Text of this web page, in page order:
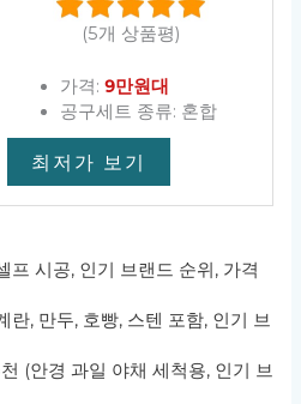
(5개 상품평)
가격: 9만원대
공구세트 종류: 혼합
최저가 보기
프 시공, 인기 브랜드 순위, 가격
란, 만두, 호빵, 스텐 포함, 인기 브
(안경 과일 야채 세척용, 인기 브